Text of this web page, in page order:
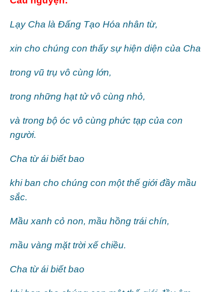
Lạy Cha là Đấng Tạo Hóa nhân từ,
xin cho chúng con thấy sự hiện diện của Cha
trong vũ trụ vô cùng lớn,
trong những hạt tử vô cùng nhỏ,
và trong bộ óc vô cùng phức tạp của con
người.
Cha từ ái biết bao
khi ban cho chúng con một thế giới đầy mầu
sắc.
Mầu xanh cỏ non, mầu hồng trái chín,
mầu vàng mặt trời xế chiều.
Cha từ ái biết bao